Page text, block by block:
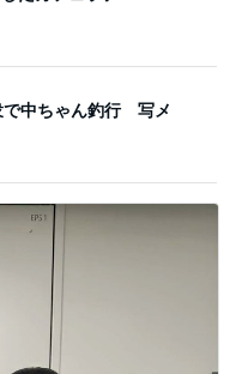
4人衆で中ちゃん釣行 写メ